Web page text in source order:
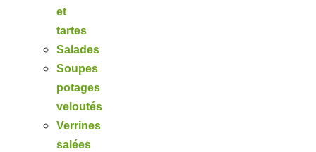
et
tartes
Salades
Soupes
potages
veloutés
Verrines
salées